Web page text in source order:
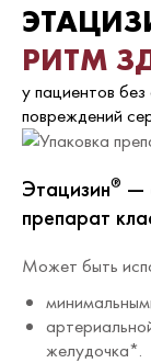
РИТМ
у пациентов
повреждений
Этацизин® —
препарат
Может быть
желудочка*.